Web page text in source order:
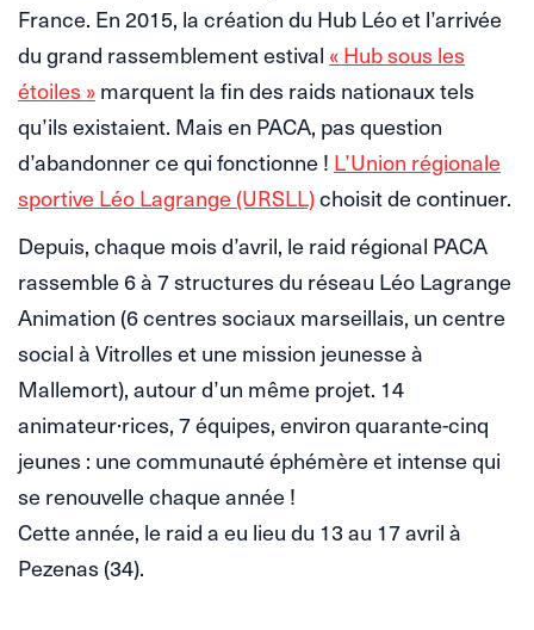
France. En 2015, la création du Hub Léo et l’arrivée
du grand rassemblement estival « Hub sous les
étoiles »marquent la fin des raids nationaux tels
qu’ils existaient. Mais en PACA, pas question
d’abandonner ce qui fonctionne ! L’Union régionale
sportive Léo Lagrange (URSLL)choisit de continuer.
Depuis, chaque mois d’avril, le raid régional PACA
rassemble 6 à 7 structures du réseau Léo Lagrange
Animation (6 centres sociaux marseillais, un centre
social à Vitrolles et une mission jeunesse à
Mallemort), autour d’un même projet. 14
animateur·rices, 7 équipes, environ quarante-cinq
jeunes : une communauté éphémère et intense qui
se renouvelle chaque année !
Cette année, le raid a eu lieu du 13 au 17 avril à
Pezenas (34).